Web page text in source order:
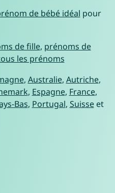
de bébé idéal pour
de fille, prénoms de
les prénoms
, Australie, Autriche,
, Espagne, France,
Bas, Portugal, Suisseet